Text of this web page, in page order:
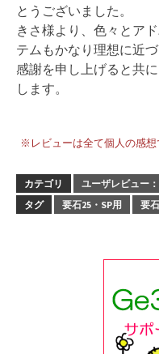
とうございました。
きさ様より、色々とア
テムもかなり理想に近づ
感謝を申し上げると共
します。
※レビューは全て個人の感
カテゴリ ユーザレビュー
タグ
要石25・SP用 要